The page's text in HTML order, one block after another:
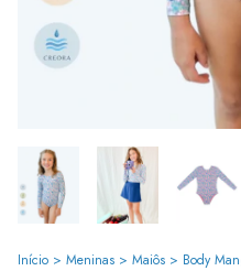
Início > Meninas > Maiôs > Body